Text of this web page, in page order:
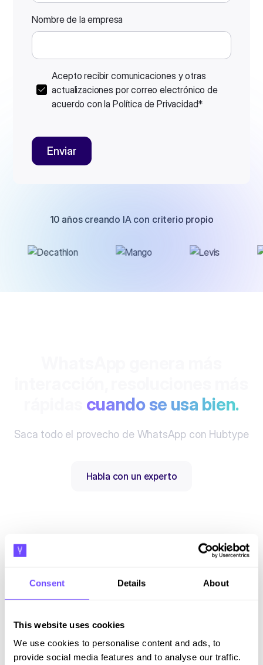
Consent Details About
This website uses cookies
We use cookies to personalise content and ads, to
provide social media features and to analyse our traffic.
Nombre de la empresa
Acepto recibir comunicaciones y otras
actualizaciones por correo electrónico de
acuerdo con la Política de Privacidad*
10 años creando IA con criterio propio
cuando se usa bien.
Saca todo el provecho de WhatsApp con Hubtype
Habla con un experto
Suscríbete a nuestro newsletter
Mantente al día con nuestras novedades y lanzamientos.